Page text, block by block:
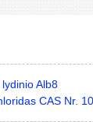
Alb8
CAS Nr.